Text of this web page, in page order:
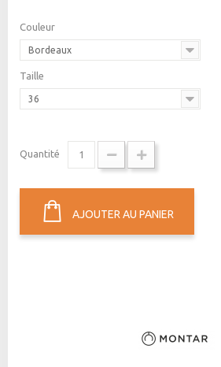
Couleur
Bordeaux
Taille
36
Quantité
AJOUTER AU PANIER